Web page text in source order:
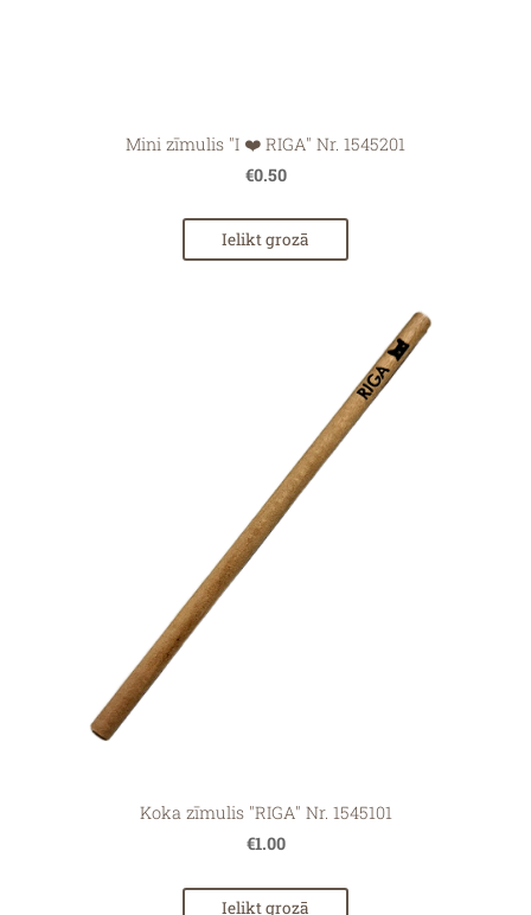
Mini zīmulis "I ❤️ RIGA" Nr. 1545201
€0.50
Ielikt grozā
Koka zīmulis "RIGA" Nr. 1545101
€1.00
Ielikt grozā